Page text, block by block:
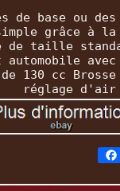
de base
grâce à la
taille
130 cc
réglage d'air